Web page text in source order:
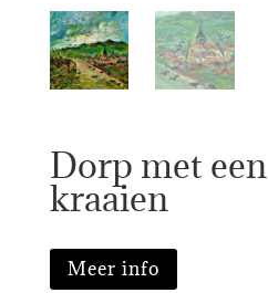
Dorp met
kraaien
Meer info